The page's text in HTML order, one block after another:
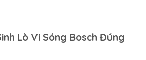
Lò Vi Sóng Bosch Đúng